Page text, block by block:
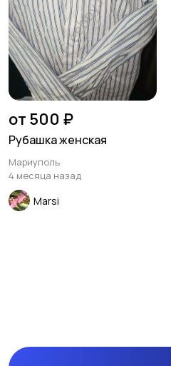
от 500 ₽
Рубашка женская
Мариуполь
4 месяца назад
Marsi